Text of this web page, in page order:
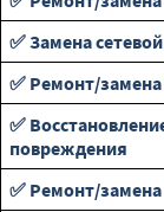
✅ Замена
✅ Ремонт/
✅
повреждения
✅ Ремонт/